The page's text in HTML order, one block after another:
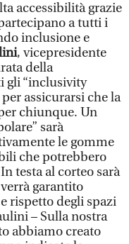
accessibilità grazie
a tutti i
inclusione e
, vicepresidente
della
gli “inclusivity
assicurarsi che la
chiunque. Un
sarà
le gomme
che potrebbero
testa al corteo sarà
garantito
rispetto degli spazi
– Sulla nostra
abbiamo creato